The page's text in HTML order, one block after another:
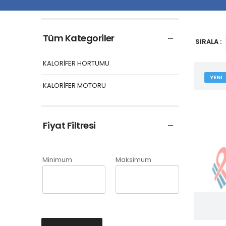
Tüm Kategoriler
KALORİFER HORTUMU
KALORİFER MOTORU
Fiyat Filtresi
Minimum Maksimum
SIRALA :
YENI